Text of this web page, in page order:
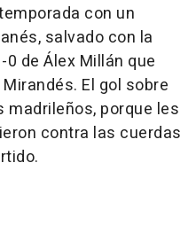
con un
salvado con la
de Álex Millán que
El gol sobre
madrileños, porque les
contra las cuerdas